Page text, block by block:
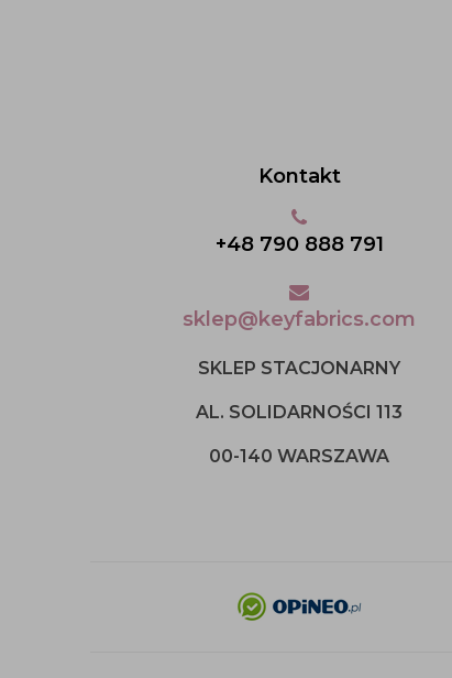
Kontakt
+48 790 888 791
sklep@keyfabrics.com
SKLEP STACJONARNY
AL. SOLIDARNOŚCI 113
00-140 WARSZAWA